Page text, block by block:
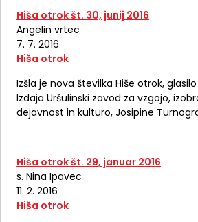
Hiša otrok št. 30, junij 2016
Angelin vrtec
7. 7. 2016
Hiša otrok
Izšla je nova številka Hiše otrok,
Izdaja Uršulinski zavod za vzgojo,
dejavnost in kulturo, Josipine
Hiša otrok št. 29, januar 2016
s. Nina Ipavec
11. 2. 2016
Hiša otrok